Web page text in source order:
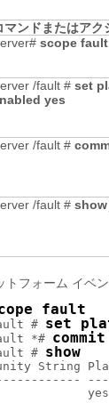
マンドまたはアク
scope fault
/fault # set
yes
/fault #
/fault # show
トフォーム イベ
fault
# set
*# commit
# show
String